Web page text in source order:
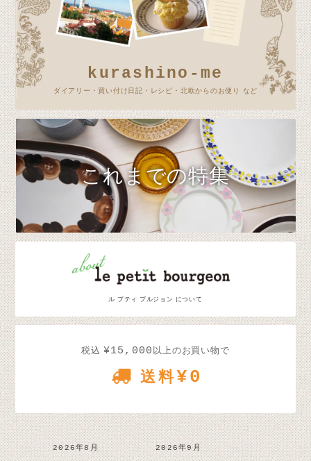
kurashino-me
ダイアリー・買い付け日記・レシピ・北欧からのお便り など
これまでの特集
ル プティ ブルジョン について
税込 ¥15,000 以上のお買い物で
送料¥0
2026年8月 2026年9月